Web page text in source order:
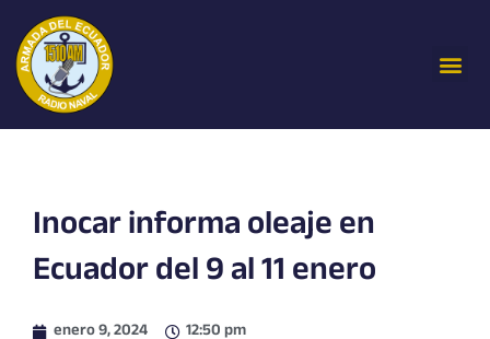
contenido
Inocar informa oleaje en
Ecuador del 9 al 11 enero
enero 9, 2024 12:50 pm